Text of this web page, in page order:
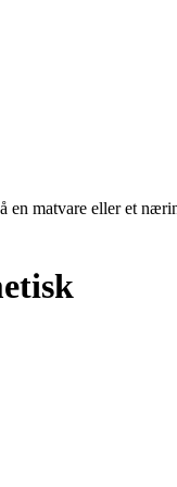
en matvare eller et